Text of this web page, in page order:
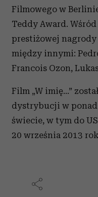
Filmowego w
Teddy Award.
prestiżowej nagrody
między innymi:
Francois Ozon,
Film „W imię…”
dystrybucji w ponad
świecie, w tym do
20 września 2013